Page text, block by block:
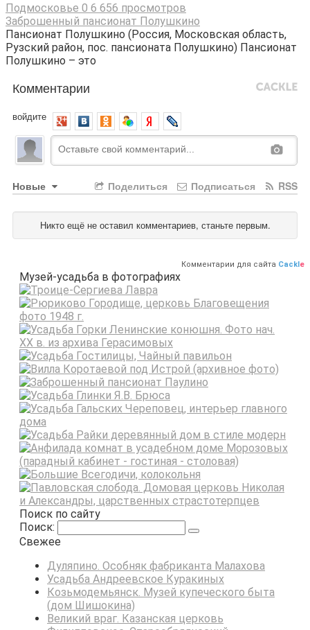
Подмосковье 0 6 656 просмотров
Заброшенный пансионат Полушкино
Пансионат Полушкино (Россия, Московская область,
Рузский район, пос. пансионата Полушкино) Пансионат
Полушкино – это
Комментарии
войдите
Новые RSS
Подписаться
Поделиться
Никто ещё не оставил комментариев, станьте первым.
Комментарии для сайта Cackle
Музей-усадьба в фотографиях
Поиск по сайту
Поиск:
Свежее
Дуляпино. Особняк фабриканта Малахова
Усадьба Андреевское Куракиных
Козьмодемьянск. Музей купеческого быта
(дом Шишокина)
Великий враг. Казанская церковь